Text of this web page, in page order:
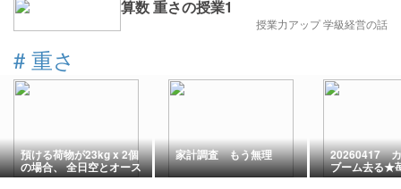
算数 重さの授業1
授業力アップ 学級経営の話
# 重さ
預ける荷物が23kg x 2個
の場合、 全日空とオース
トリア航空では違いがあ
家計調査 もう無理 20260417
ブーム去る★
すると軽く